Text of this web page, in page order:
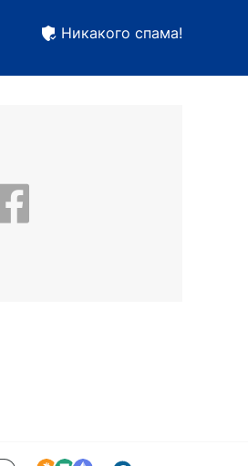
Никакого спама!